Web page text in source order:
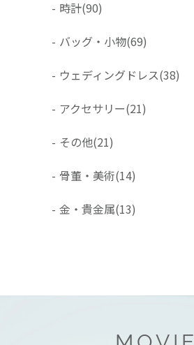
- 時計(90)
- バッグ・小物(69)
- ウェディングドレス(38)
- アクセサリー(21)
- その他(21)
- 骨董・美術(14)
- 金・貴金属(13)